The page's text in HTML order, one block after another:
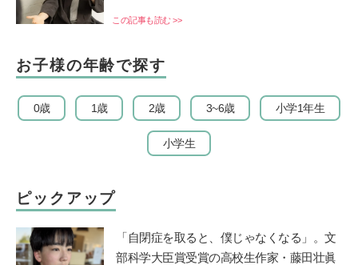
この記事も読む >>
お子様の年齢で探す
0歳 1歳 2歳 3~6歳 小学1年生
小学生
ピックアップ
「自閉症を取ると、僕じゃなくなる」。文
部科学大臣賞受賞の高校生作家・藤田壮眞